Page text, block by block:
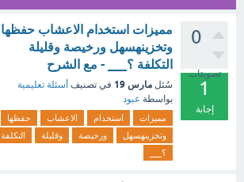
0
تصويتات
1
إجابة
مميزات استخدام الاعشاب حفظها
وتخزينهسهل ورخيصة وقليلة
التكلفة ؟___ - مع الشرح
سُئل مارس 19 في تصنيف أسئلة تعليمية
بواسطة عبود
مميزات استخدام الاعشاب
حفظها
وتخزينهسهل
ورخيصة وقليلة
التكلفة
؟___